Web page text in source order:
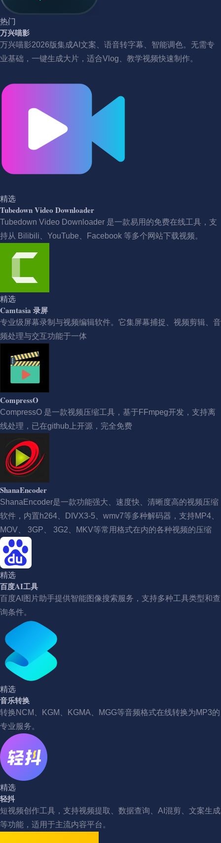
热门
万兴喵影
万兴喵影2026版集成AI文案、语音转字幕、智能调色。无需专
业基础，一键生成大片，适合Vlog、教学视频快速制作。
精选
Tubedown Video Downloader
Tubedown Video Downloader 是一款易用的免费在线工具，支
持从 Bilibili、YouTube、Facebook 等多个网站下载视频。
精选
Camtasia 录屏
专业级屏幕录制与视频编辑软件。它集屏幕捕捉、视频剪辑、音
频处理与交互功能于一体
CompressO
CompressO 是一款视频压缩工具，基于FFmpeg开发，支持离
线处理，已在github上开源，完全免费
ShanaEncoder
ShanaEncoder是一款功能强大、速度快、清晰度高的视频压缩
软件，内置h264、DIVX3-5、wmv7等多种解码器，支持MP4、
MOV、 3GP、 3G2、MKV等常用格式在内的各种视频的压缩
精选
百度AI工具
百度AI图片助手提供智能图像搜索服务，支持多种工具类型和查
询条件。
精选
音乐转换
转换NCM、KGM、KGMA、MGG等音频格式在线转换为MP3的
专业服务。
精选
轻抖
短视频创作工具，支持视频提取、数据查询、AI混剪、文案生成
等功能，适用于主流内容平台。